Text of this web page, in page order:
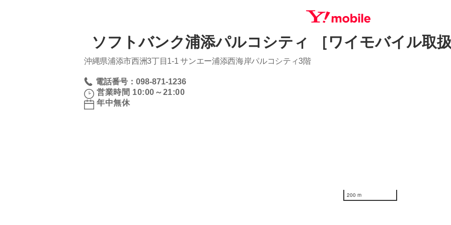
SEARCH
ソフトバンク浦添パルコシティ ［ワイモバイル取
沖縄県浦添市西洲3丁目1‐1 サンエー浦添西海岸パルコシティ3階
電話番号：098-871-1236
営業時間 10:00～21:00
年中無休
200 m